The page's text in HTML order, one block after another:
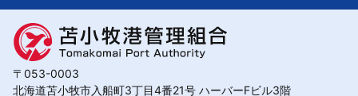
〒053-0003
北海道苫小牧市入船町3丁目4番21号 ハーバーFビル3階